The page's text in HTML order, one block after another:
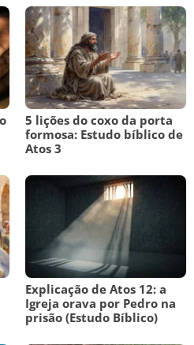
5 lições do coxo da porta
formosa: Estudo bíblico de
Atos 3
Explicação de Atos 12: a
Igreja orava por Pedro na
prisão (Estudo Bíblico)